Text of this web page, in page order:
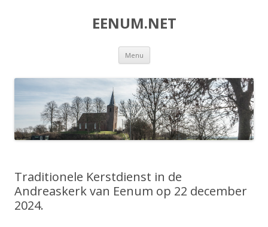
EENUM.NET
Menu Spring
inhoud
Traditionele Kerstdienst in de
Andreaskerk van Eenum op 22 december
2024.